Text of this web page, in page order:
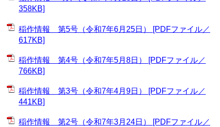
358KB]
稲作情報 第5号（令和7年6月25日） [PDFファイル／
617KB]
稲作情報 第4号（令和7年5月8日） [PDFファイル／
766KB]
稲作情報 第3号（令和7年4月9日） [PDFファイル／
441KB]
稲作情報 第2号（令和7年3月24日） [PDFファイル／